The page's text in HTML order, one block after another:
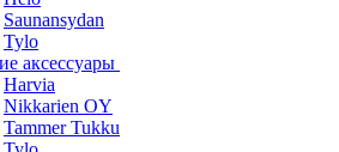
Saunansydan
Tylo
аксессуары
Harvia
Nikkarien OY
Tammer Tukku